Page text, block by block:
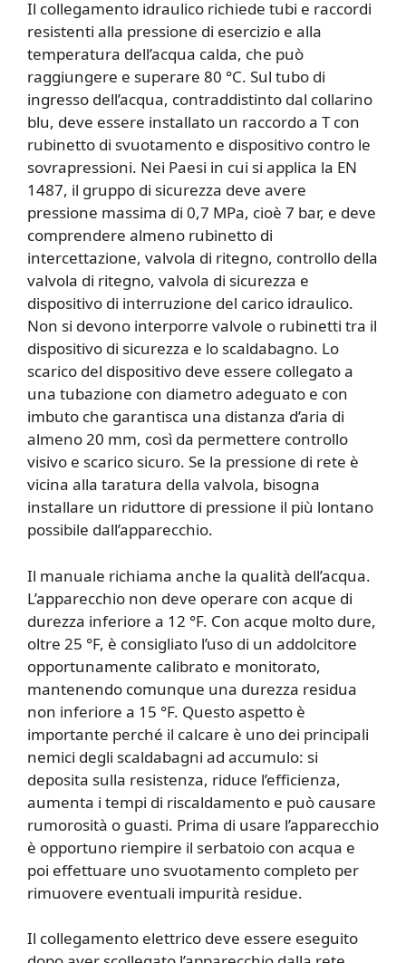
Il collegamento idraulico richiede tubi e raccordi
resistenti alla pressione di esercizio e alla
temperatura dell’acqua calda, che può
raggiungere e superare 80 °C. Sul tubo di
ingresso dell’acqua, contraddistinto dal collarino
blu, deve essere installato un raccordo a T con
rubinetto di svuotamento e dispositivo contro le
sovrapressioni. Nei Paesi in cui si applica la EN
1487, il gruppo di sicurezza deve avere
pressione massima di 0,7 MPa, cioè 7 bar, e deve
comprendere almeno rubinetto di
intercettazione, valvola di ritegno, controllo della
valvola di ritegno, valvola di sicurezza e
dispositivo di interruzione del carico idraulico.
Non si devono interporre valvole o rubinetti tra il
dispositivo di sicurezza e lo scaldabagno. Lo
scarico del dispositivo deve essere collegato a
una tubazione con diametro adeguato e con
imbuto che garantisca una distanza d’aria di
almeno 20 mm, così da permettere controllo
visivo e scarico sicuro. Se la pressione di rete è
vicina alla taratura della valvola, bisogna
installare un riduttore di pressione il più lontano
possibile dall’apparecchio.
Il manuale richiama anche la qualità dell’acqua.
L’apparecchio non deve operare con acque di
durezza inferiore a 12 °F. Con acque molto dure,
oltre 25 °F, è consigliato l’uso di un addolcitore
opportunamente calibrato e monitorato,
mantenendo comunque una durezza residua
non inferiore a 15 °F. Questo aspetto è
importante perché il calcare è uno dei principali
nemici degli scaldabagni ad accumulo: si
deposita sulla resistenza, riduce l’efficienza,
aumenta i tempi di riscaldamento e può causare
rumorosità o guasti. Prima di usare l’apparecchio
è opportuno riempire il serbatoio con acqua e
poi effettuare uno svuotamento completo per
rimuovere eventuali impurità residue.
Il collegamento elettrico deve essere eseguito